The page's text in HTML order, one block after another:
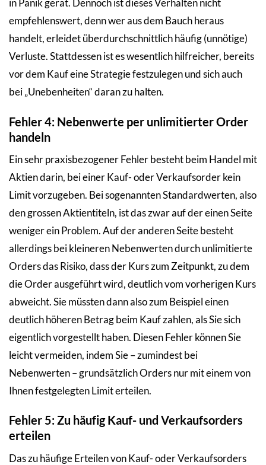
in Panik gerät. Dennoch ist dieses Verhalten nicht
empfehlenswert, denn wer aus dem Bauch heraus
handelt, erleidet überdurchschnittlich häufig (unnötige)
Verluste. Stattdessen ist es wesentlich hilfreicher, bereits
vor dem Kauf eine Strategie festzulegen und sich auch
bei „Unebenheiten“ daran zu halten.
Fehler 4: Nebenwerte per unlimitierter Order
handeln
Ein sehr praxisbezogener Fehler besteht beim Handel mit
Aktien darin, bei einer Kauf- oder Verkaufsorder kein
Limit vorzugeben. Bei sogenannten Standardwerten, also
den grossen Aktientiteln, ist das zwar auf der einen Seite
weniger ein Problem. Auf der anderen Seite besteht
allerdings bei kleineren Nebenwerten durch unlimitierte
Orders das Risiko, dass der Kurs zum Zeitpunkt, zu dem
die Order ausgeführt wird, deutlich vom vorherigen Kurs
abweicht. Sie müssten dann also zum Beispiel einen
deutlich höheren Betrag beim Kauf zahlen, als Sie sich
eigentlich vorgestellt haben. Diesen Fehler können Sie
leicht vermeiden, indem Sie – zumindest bei
Nebenwerten – grundsätzlich Orders nur mit einem von
Ihnen festgelegten Limit erteilen.
Fehler 5: Zu häufig Kauf- und Verkaufsorders
erteilen
Das zu häufige Erteilen von Kauf- oder Verkaufsorders